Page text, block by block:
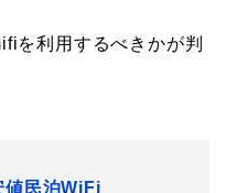
を利用するべきかが判
値民泊WiFi